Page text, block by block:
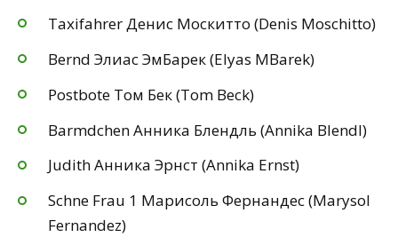
Taxifahrer Денис Москитто (Denis Moschitto)
Bernd Элиас ЭмБарек (Elyas MBarek)
Postbote Том Бек (Tom Beck)
Barmdchen Анника Блендль (Annika Blendl)
Judith Анника Эрнст (Annika Ernst)
Schne Frau 1 Марисоль Фернандес (Marysol
Fernandez)